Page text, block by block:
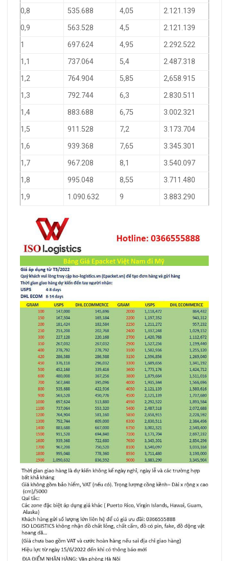
0,8
535.688 4,05
2.121.139
0,9
563.528 4,5
2.121.139
1
697.624 4,95
2.292.522
1,1
737.064 5,4
2.487.318
1,2
764.904 5,85
2,658.915
1,3
792.744 6,3
2.830.511
1,4
883.688 6,75
3.002.321
1,5
911.528 7,2
3.173.704
1,6
939.368 7,65
3.345.301
1,7
967.208 8,1
3.540.097
1,8
995.048 8,55
3.711.480
1,9
1.090.632 9 3.883.290